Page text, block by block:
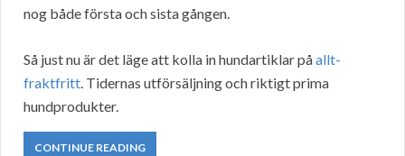
nog både första och sista gången.
Så just nu är det läge att kolla in hundartiklar påallt-
fraktfritt. Tidernas utförsäljning och riktigt prima
hundprodukter.
CONTINUE READING